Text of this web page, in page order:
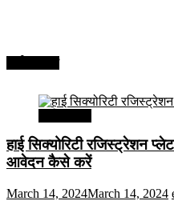
हाई सिक्योरिटी रजिस्ट्रेशन
आवेदन कैसे करें
March 14, 2024March 14, 2024